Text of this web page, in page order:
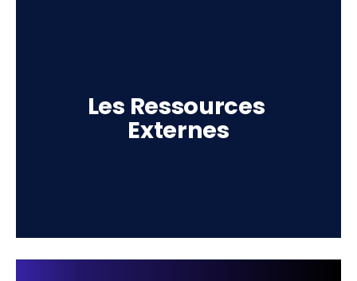
Les Ressources
Externes